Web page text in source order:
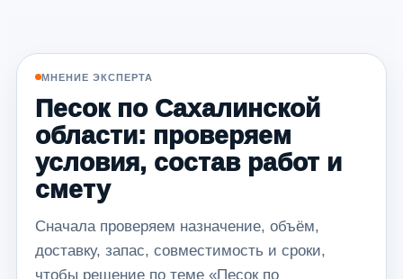
МНЕНИЕ ЭКСПЕРТА
Песок по Сахалинской
области: проверяем
условия, состав работ и
смету
Сначала проверяем назначение, объём,
доставку, запас, совместимость и сроки,
чтобы решение по теме «Песок по